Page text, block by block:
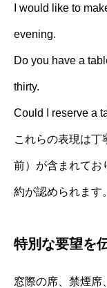
I would like to
evening.
Do you have a
thirty.
Could I reserve a
これらの表現は丁
前）が含まれてお
約が認められます。
特別な要望を
窓際の席、禁煙席